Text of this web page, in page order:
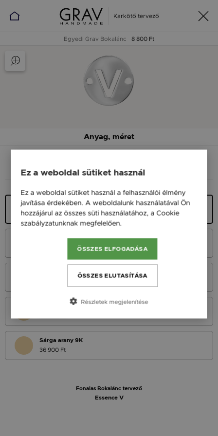
Karkötő tervező
Egyedi Grav Bokalánc 8 800 Ft
Anyag, méret
ANYAG (SZÍN) MÉRET
Ezüst 925
9 900 Ft
Fehér Arany 14K
Vörös Arany 14K
Sárga Arany 14K
Sárga arany 9K
36 900 Ft
Fonalas Bokalánc tervező
Essence V
Ez a weboldal sütiket használ
Ez a weboldal sütiket használ a felhasználói élmény
javítása érdekében. A weboldalunk használatával Ön
hozzájárul az összes süti használatához, a Cookie
szabályzatunknak megfelelően.
ÖSSZES ELFOGADÁSA
ÖSSZES ELUTASÍTÁSA
Részletek megjelenítése